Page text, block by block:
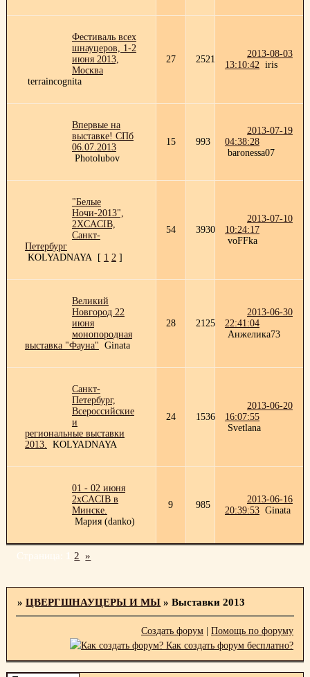
Фестиваль всех
шнауцеров, 1-2
июня 2013,
Москва
terraincognita
27 2521
2013-08-03
13:10:42 iris
Впервые на
выставке! СПб
06.07.2013
Photolubov
15 993
2013-07-19
04:38:28
baronessa07
"Белые
Ночи-2013",
2ХCACIB,
Санкт-
Петербург
KOLYADNAYA
[ 1 2 ]
54 3930
2013-07-10
10:24:17
voFFka
Великий
Новгород 22
июня
монопородная
выставка "Фауна" Ginata
28 2125
2013-06-30
22:41:04
Анжелика73
Санкт-
Петербург,
Всероссийские
и
региональные выставки
2013. KOLYADNAYA
24 1536
2013-06-20
16:07:55
Svetlana
01 - 02 июня
2xCACIB в
Минске.
Мария (danko)
9 985
2013-06-16
20:39:53 Ginata
Страница: 1 2 »
»ЦВЕРГШНАУЦЕРЫ И МЫ »Выставки 2013
Создать форум |Помощь по форуму